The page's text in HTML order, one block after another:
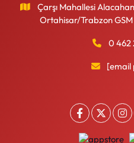
Çarşı Mahallesi
Ortahisar/Trabzon
0 462
[email